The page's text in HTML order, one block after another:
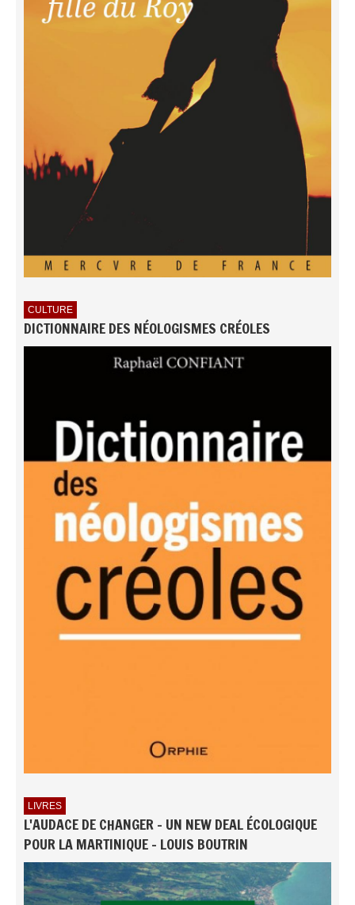
CULTURE
DICTIONNAIRE DES NÉOLOGISMES CRÉOLES
LIVRES
L'AUDACE DE CHANGER - UN NEW DEAL ÉCOLOGIQUE
POUR LA MARTINIQUE - LOUIS BOUTRIN